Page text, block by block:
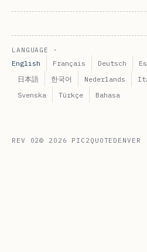
LANGUAGE ·
English Français Deutsch
日本語
한국어 Nederlands
Svenska
Türkçe Bahasa
REV 02© 2026 PIC2QUOTE DENVER